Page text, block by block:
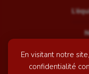
En visitant notre
confidentialité